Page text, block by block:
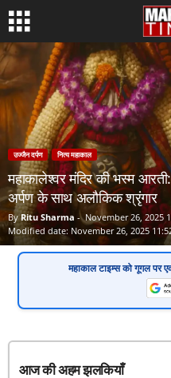
उज्जैन दर्पण नित्य महाकाल
महाकालेश्वर मंदिर की भस्म
अर्पण के साथ अलौकिक श्रृंगार
By Ritu Sharma - November 26, 2025
Modified date: November 26, 2025
महाकाल टाइम्सको गूगल पर
आज की अहम झलकियाँ